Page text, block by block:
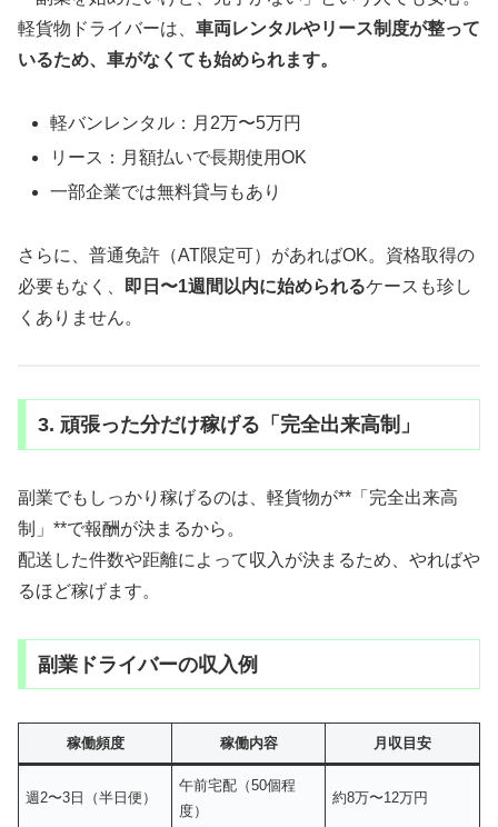
軽貨物ドライバーは、 車両レンタルやリース制度が整って
いるため、車がなくても始められます。
軽バンレンタル：月2万〜5万円
リース：月額払いで長期使用OK
一部企業では無料貸与もあり
さらに、普通免許（AT限定可）があればOK。資格取得の
必要もなく、
即日〜1週間以内に始められるケースも珍し
くありません。
3. 頑張った分だけ稼げる「完全出来高制」
副業でもしっかり稼げるのは、軽貨物が**「完全出来高
制」**で報酬が決まるから。
配送した件数や距離によって収入が決まるため、やればや
るほど稼げます。
副業ドライバーの収入例
稼働頻度 稼働内容 月収目安
週2〜3日（半日便）
午前宅配（50個程
度）
約8万〜12万円